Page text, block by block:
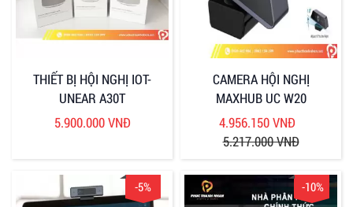
THIẾT BỊ HỘI NGHỊ IOT-
UNEAR A30T
5.900.000 VNĐ
CAMERA HỘI NGHỊ
MAXHUB UC W20
4.956.150 VNĐ
5.217.000 VNĐ
-5% -10%